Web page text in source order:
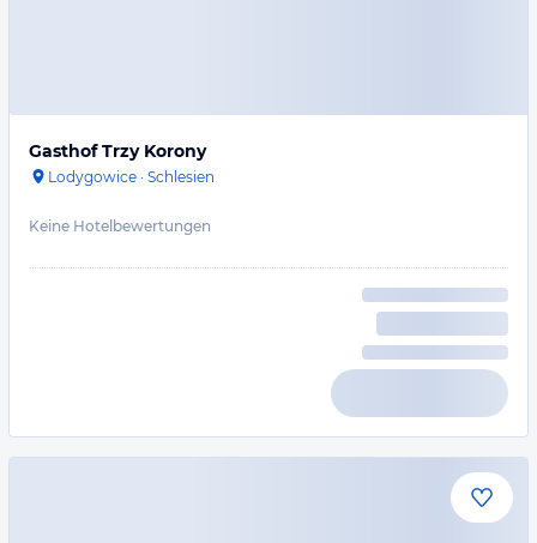
Gasthof Trzy Korony
Lodygowice · Schlesien
Keine Hotelbewertungen